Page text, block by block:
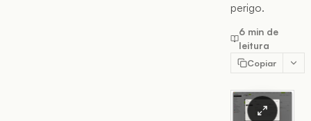
perigo.
6 min de
leitura
Copiar